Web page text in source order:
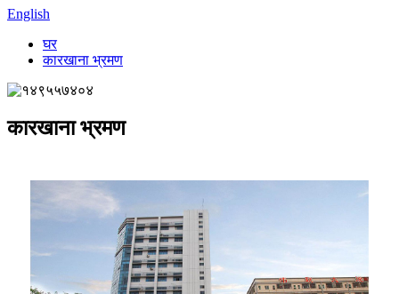
English
घर
कारखाना भ्रमण
कारखाना भ्रमण